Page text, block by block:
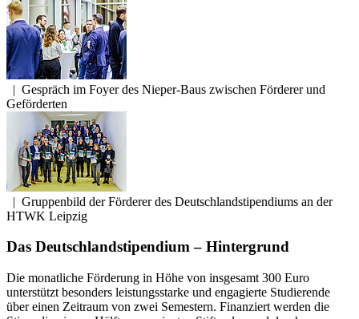
| Gespräch im Foyer des Nieper-Baus zwischen Förderer und
Geförderten
| Gruppenbild der Förderer des Deutschlandstipendiums an der
HTWK Leipzig
Das Deutschlandstipendium – Hintergrund
Die monatliche Förderung in Höhe von insgesamt 300 Euro
unterstützt besonders leistungsstarke und engagierte Studierende
über einen Zeitraum von zwei Semestern. Finanziert werden die